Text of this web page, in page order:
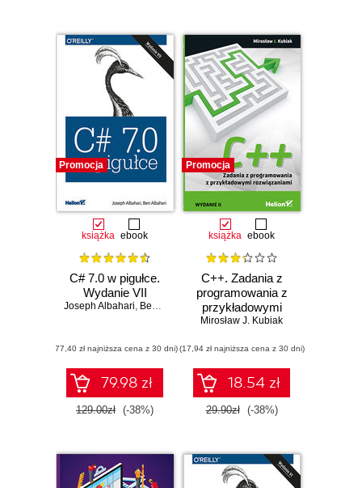
Promocja
książka ebook
C# 7.0 w pigułce.
Wydanie VII
Joseph Albahari, Ben Albahari
(77,40 zł najniższa cena z 30 dni)
79.98 zł
129.00zł (-38%)
Promocja
książka ebook
C++. Zadania z
programowania z
przykładowymi
rozwiązaniami.
Mirosław J. Kubiak
(17,94 zł najniższa cena z 30 dni)
18.54 zł
29.90zł (-38%)